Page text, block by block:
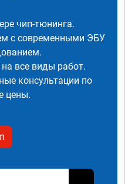
чип-тюнинга.
с современными ЭБУ
все виды работ.
консультации по
цены.